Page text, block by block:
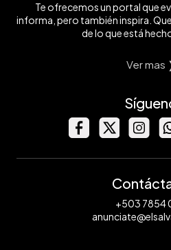
Te ofrecemos un portal que
informa, pero también inspira.
de lo que está
Ver mas
+503 7854